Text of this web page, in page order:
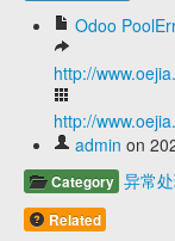
Odoo
http://
http://
admin on
Category 异常
Related